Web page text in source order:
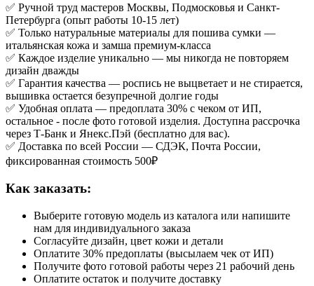
✅ Ручной труд мастеров Москвы, Подмосковья и Санкт-
Петербурга (опыт работы 10-15 лет)
✅ Только натуральные материалы для пошива сумки —
итальянская кожа и замша премиум-класса
✅ Каждое изделие уникально — мы никогда не повторяем
дизайн дважды
✅ Гарантия качества — роспись не выцветает и не стирается,
вышивка остается безупречной долгие годы
✅ Удобная оплата — предоплата 30% с чеком от ИП,
остальное - после фото готовой изделия. Доступна рассрочка
через Т-Банк и Янекс.Пэй (бесплатно для вас).
✅ Доставка по всей России — СДЭК, Почта России,
фиксированная стоимость 500₽
Как заказать:
Выберите готовую модель из каталога или напишите
нам для индивидуального заказа
Согласуйте дизайн, цвет кожи и детали
Оплатите 30% предоплаты (высылаем чек от ИП)
Получите фото готовой работы через 21 рабочий день
Оплатите остаток и получите доставку